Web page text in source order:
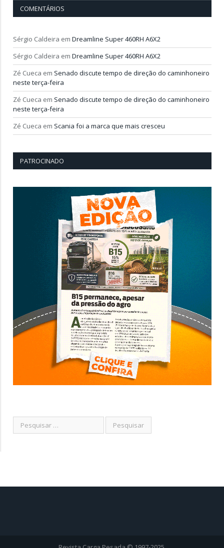
COMENTÁRIOS
Sérgio Caldeira em Dreamline Super 460RH A6X2
Sérgio Caldeira em Dreamline Super 460RH A6X2
Zé Cueca em Senado discute tempo de direção do caminhoneiro
neste terça-feira
Zé Cueca em Senado discute tempo de direção do caminhoneiro
neste terça-feira
Zé Cueca em Scania foi a marca que mais cresceu
PATROCINADO